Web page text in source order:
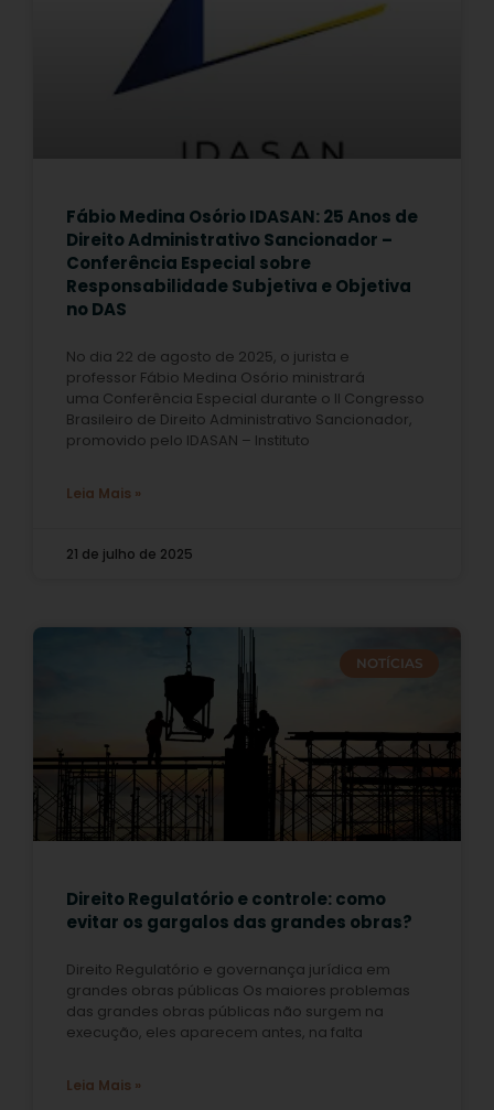
Fábio Medina Osório IDASAN: 25 Anos de
Direito Administrativo Sancionador –
Conferência Especial sobre
Responsabilidade Subjetiva e Objetiva
no DAS
No dia 22 de agosto de 2025, o jurista e
professor Fábio Medina Osório ministrará
uma Conferência Especial durante o II Congresso
Brasileiro de Direito Administrativo Sancionador,
promovido pelo IDASAN – Instituto
Leia Mais »
21 de julho de 2025
NOTÍCIAS
Direito Regulatório e controle: como
evitar os gargalos das grandes obras?
Direito Regulatório e governança jurídica em
grandes obras públicas Os maiores problemas
das grandes obras públicas não surgem na
execução, eles aparecem antes, na falta
Leia Mais »